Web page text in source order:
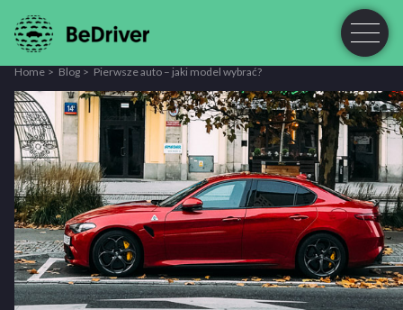
Home Blog Pierwsze auto – jaki model wybrać?